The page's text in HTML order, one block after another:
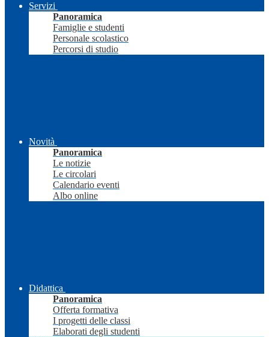
Servizi
Panoramica
Famiglie e studenti
Personale scolastico
Percorsi di studio
Novità
Panoramica
Le notizie
Le circolari
Calendario eventi
Albo online
Didattica
Panoramica
Offerta formativa
I progetti delle classi
Elaborati degli studenti